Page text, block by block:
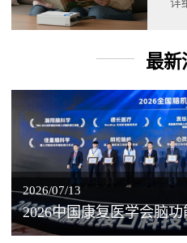
详
最新
2026/07/13